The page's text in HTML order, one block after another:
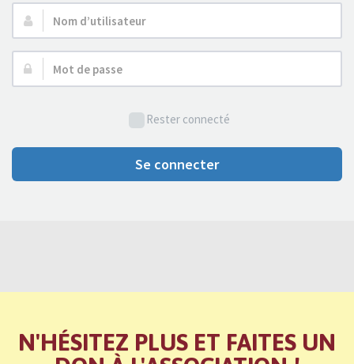
Nom
Mot
Rester connecté
Se connecter
N'HÉSITEZ PLUS ET FAITES UN